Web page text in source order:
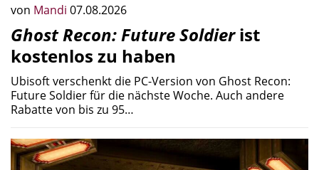
von Mandi 07.08.2026
Ghost Recon: Future Soldierist
kostenlos zu haben
Ubisoft verschenkt die PC-Version von Ghost Recon:
Future Soldier für die nächste Woche. Auch andere
Rabatte von bis zu 95…